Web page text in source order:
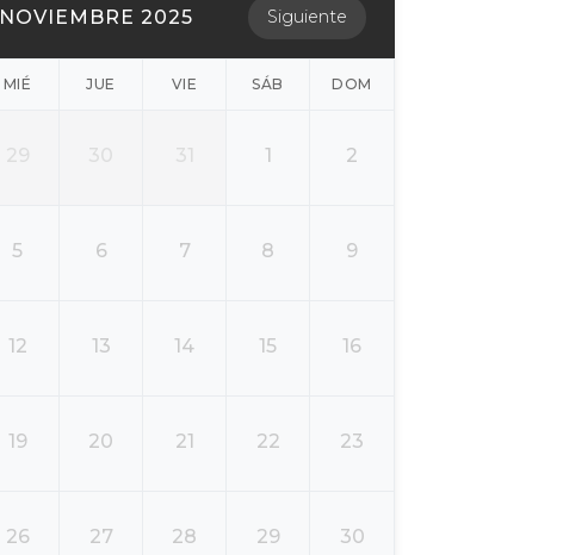
NOVIEMBRE 2025 Siguiente
MIÉ JUE VIE SÁB DOM
29 30 31 1 2
5 6 7 8 9
12 13 14 15 16
19 20 21 22 23
26 27 28 29 30